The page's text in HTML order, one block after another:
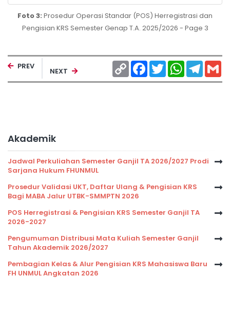
Foto 3: Prosedur Operasi Standar (POS) Herregistrasi dan
Pengisian KRS Semester Genap T.A. 2025/2026 - Page 3
PREV
NEXT
Copy
Link
Facebook
TwitterWhatsApp
Akademik
Jadwal Perkuliahan Semester Ganjil TA 2026/2027 Prodi
Sarjana Hukum FHUNMUL
Prosedur Validasi UKT, Daftar Ulang & Pengisian KRS
Bagi MABA Jalur UTBK-SMMPTN 2026
POS Herregistrasi & Pengisian KRS Semester Ganjil TA
2026-2027
Pengumuman Distribusi Mata Kuliah Semester Ganjil
Tahun Akademik 2026/2027
Pembagian Kelas & Alur Pengisian KRS Mahasiswa Baru
FH UNMUL Angkatan 2026